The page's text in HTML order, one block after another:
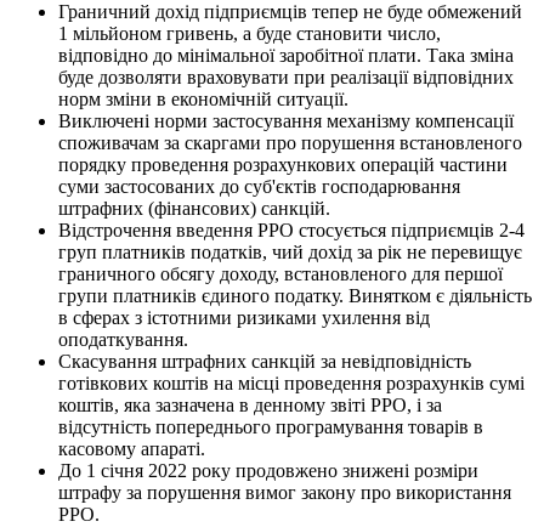
Граничний дохід підприємців тепер не буде обмежений
1 мільйоном гривень, а буде становити число,
відповідно до мінімальної заробітної плати. Така зміна
буде дозволяти враховувати при реалізації відповідних
норм зміни в економічній ситуації.
Виключені норми застосування механізму компенсації
споживачам за скаргами про порушення встановленого
порядку проведення розрахункових операцій частини
суми застосованих до суб'єктів господарювання
штрафних (фінансових) санкцій.
Відстрочення введення РРО стосується підприємців 2-4
груп платників податків, чий дохід за рік не перевищує
граничного обсягу доходу, встановленого для першої
групи платників єдиного податку. Винятком є діяльність
в сферах з істотними ризиками ухилення від
оподаткування.
Скасування штрафних санкцій за невідповідність
готівкових коштів на місці проведення розрахунків сумі
коштів, яка зазначена в денному звіті РРО, і за
відсутність попереднього програмування товарів в
касовому апараті.
До 1 січня 2022 року продовжено знижені розміри
штрафу за порушення вимог закону про використання
РРО.